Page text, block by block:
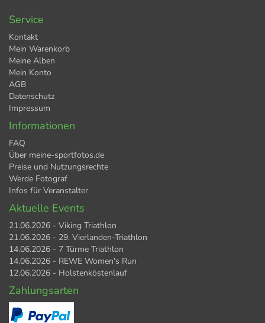
Service
Kontakt
Mein Warenkorb
Meine Alben
Mein Konto
AGB
Datenschutz
Impressum
Informationen
FAQ
Über meine-sportfotos.de
Preise und Nutzungsrechte
Werde Fotograf
Infos für Veranstalter
Aktuelle Events
21.06.2026 - Viking Triathlon
21.06.2026 - 29. Vierlanden-Triathlon
14.06.2026 - 7 Türme Triathlon
14.06.2026 - REWE Women's Run
12.06.2026 - Holstenköstenlauf
Zahlungsarten